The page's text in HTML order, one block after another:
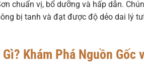
chuẩn vị, bổ dưỡng và hấp dẫn.
bị tanh và đạt được độ dẻo dai lý
Khám Phá Nguồn Gốc